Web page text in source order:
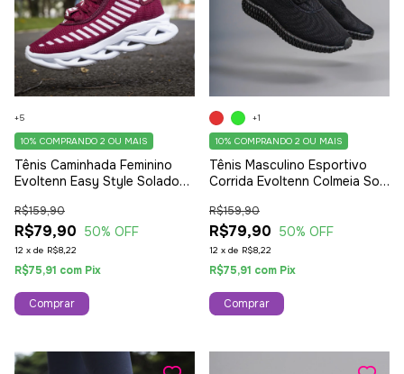
Tênis Caminhada Feminino
Evoltenn Easy Style Solado
R$79,90
R$159,90
50% OFF
12 x de R$8,22
10% COMPRANDO 2 OU MAIS
R$75,91 com Pix
+5
Comprar
Tênis Masculino Esportivo
Corrida Evoltenn Colmeia Sola
R$79,90
R$159,90
50% OFF
12 x de R$8,22
10% COMPRANDO 2 OU MAIS
R$75,91 com Pix
+1
Comprar